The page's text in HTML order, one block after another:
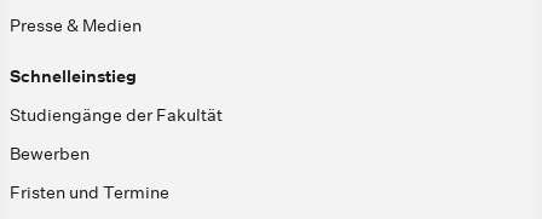
Presse & Medien
Schnelleinstieg
Studiengänge der Fakultät
Bewerben
Fristen und Termine